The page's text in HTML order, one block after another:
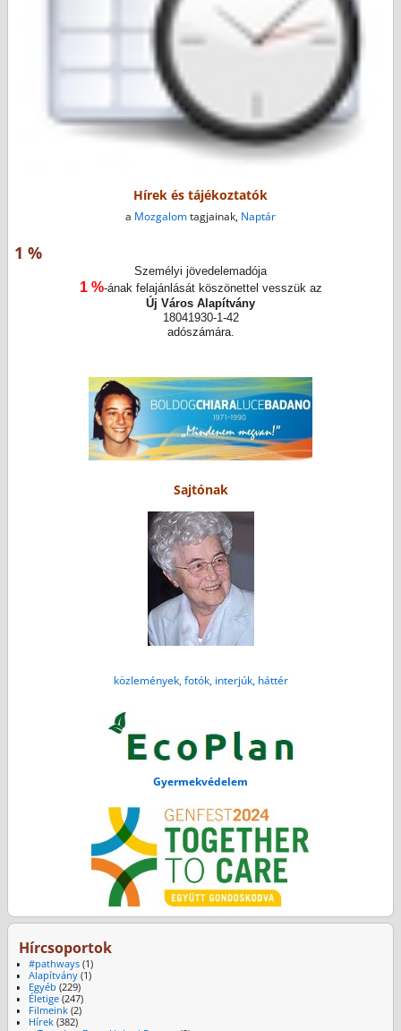
Hírek és tájékoztatók
a Mozgalomtagjainak, Naptár
1 %
Személyi jövedelemadója
1 %-ának felajánlását köszönettel vesszük az
Új Város Alapítvány
18041930-1-42
adószámára.
Sajtónak
közlemények, fotók, interjúk, háttér
Gyermekvédelem
Hírcsoportok
#pathways(1)
Alapítvány(1)
Egyéb (229)
Életige(247)
Filmeink(2)
Hírek(382)